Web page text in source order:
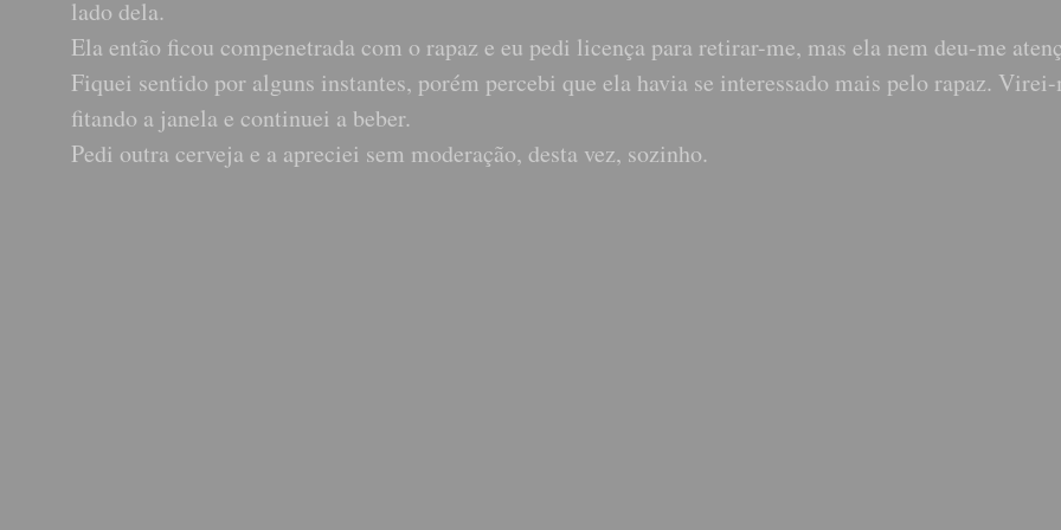
lado dela.
Ela então ficou compenetrada com o rapaz e eu pedi licença para retirar-me, mas ela nem deu-me
Fiquei sentido por alguns instantes, porém percebi que ela havia se interessado mais pelo rapaz. Virei-
fitando a janela e continuei a beber.
Pedi outra cerveja e a apreciei sem moderação, desta vez, sozinho.